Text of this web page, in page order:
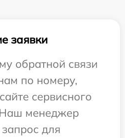
заявки
обратной связи
по номеру,
сервисного
менеджер
для